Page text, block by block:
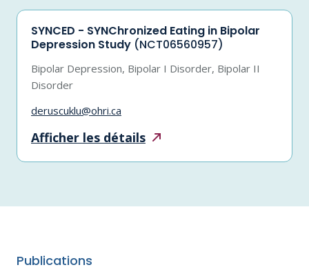
SYNCED - SYNChronized Eating in Bipolar
Depression Study (NCT06560957)
Bipolar Depression, Bipolar I Disorder, Bipolar II
Disorder
deruscuklu@ohri.ca
Afficher les détails
Publications